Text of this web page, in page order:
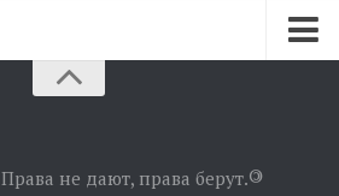
Права не дают, права берут.©